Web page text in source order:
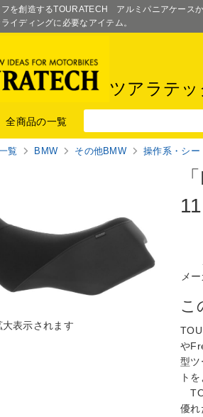
を創造するTOURATECH アルミパニアケース
イディングに必要なアイテム。
ツアラテ
全商品の一覧
覧 BMW その他BMW 操作系・シー
メ
こ
や
型ツ
ト
優れ